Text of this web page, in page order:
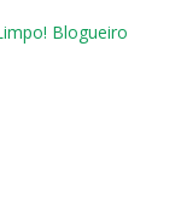
Blogueiro